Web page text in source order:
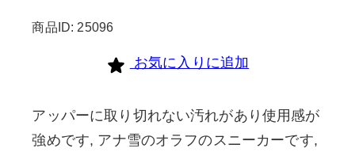
商品ID: 25096
お気に入りに追加
アッパーに取り切れない汚れがあり使用感が
強めです, アナ雪のオラフのスニーカーです,